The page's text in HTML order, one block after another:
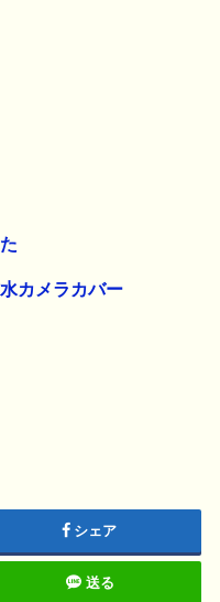
カメラカバー
シェア
送る